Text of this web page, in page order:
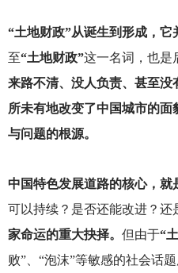
“土地财政”从诞生到形成，它
至“土地财政”这一名词，也是
来路不清、没人负责、甚至没
所未有地改变了中国城市的
与问题的根源。
中国特色发展道路的核心，就
可以持续？是否还能改进？还
家命运的重大抉择。 但由于“
败”、“泡沫”等敏感的社会话